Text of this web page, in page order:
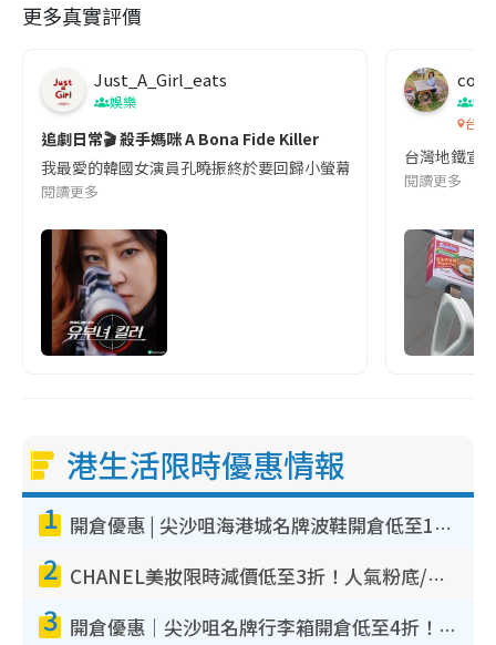
更多真實評價
Just_A_Girl_eats
娛樂
追劇日常🎬 殺手媽咪 A Bona Fide Killer
我最愛的韓國女演員孔曉振終於要回歸小螢幕啦!這次的劇本改編
閱讀更多
co
吹
台灣
台灣地鐵宣
閱讀更多
港生活限時優惠情報
1 開倉優惠 | 尖沙咀海港城名牌波鞋開倉低至1折！On鞋$899起／Joy&Peace鞋履$98起
2 CHANEL美妝限時減價低至3折！人氣粉底/唇膏/精華液低至$275！COCO香水都有平
3 開倉優惠｜尖沙咀名牌行李箱開倉低至4折！一連5日 American Tourister/ace./Hallmark $200起！